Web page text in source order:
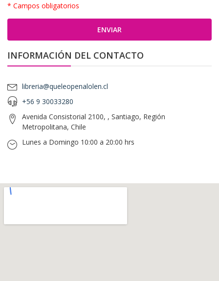
* Campos obligatorios
INFORMACIÓN DEL CONTACTO
libreria@queleopenalolen.cl
+56 9 30033280
Avenida Consistorial 2100, , Santiago, Región
Metropolitana, Chile
Lunes a Domingo 10:00 a 20:00 hrs